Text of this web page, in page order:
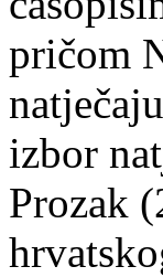
pričom
izbor
Prozak